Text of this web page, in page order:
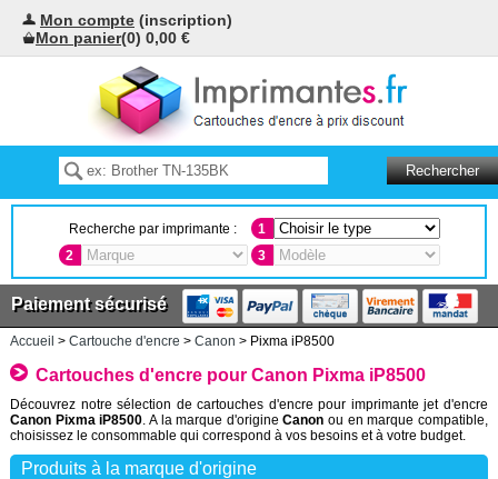
Mon compte (inscription)
Mon panier(0) 0,00 €
Recherche par imprimante :
1
2
3
Paiement sécurisé
Accueil > Cartouche d'encre > Canon > Pixma iP8500
Cartouches d'encre pour Canon Pixma iP8500
Découvrez notre sélection de cartouches d'encre pour imprimante jet d'encre
Canon Pixma iP8500 . A la marque d'origineCanon ou en marque compatible,
choisissez le consommable qui correspond à vos besoins et à votre budget.
Produits à la marque d'origine